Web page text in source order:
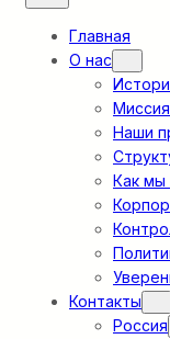
Главная
О нас
Наши
Как мы
Контакты
Россия